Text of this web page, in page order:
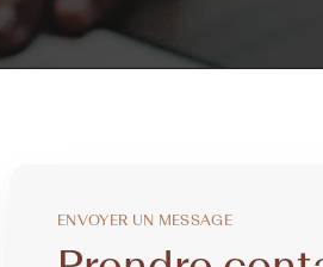
ENVOYER UN MESSAGE